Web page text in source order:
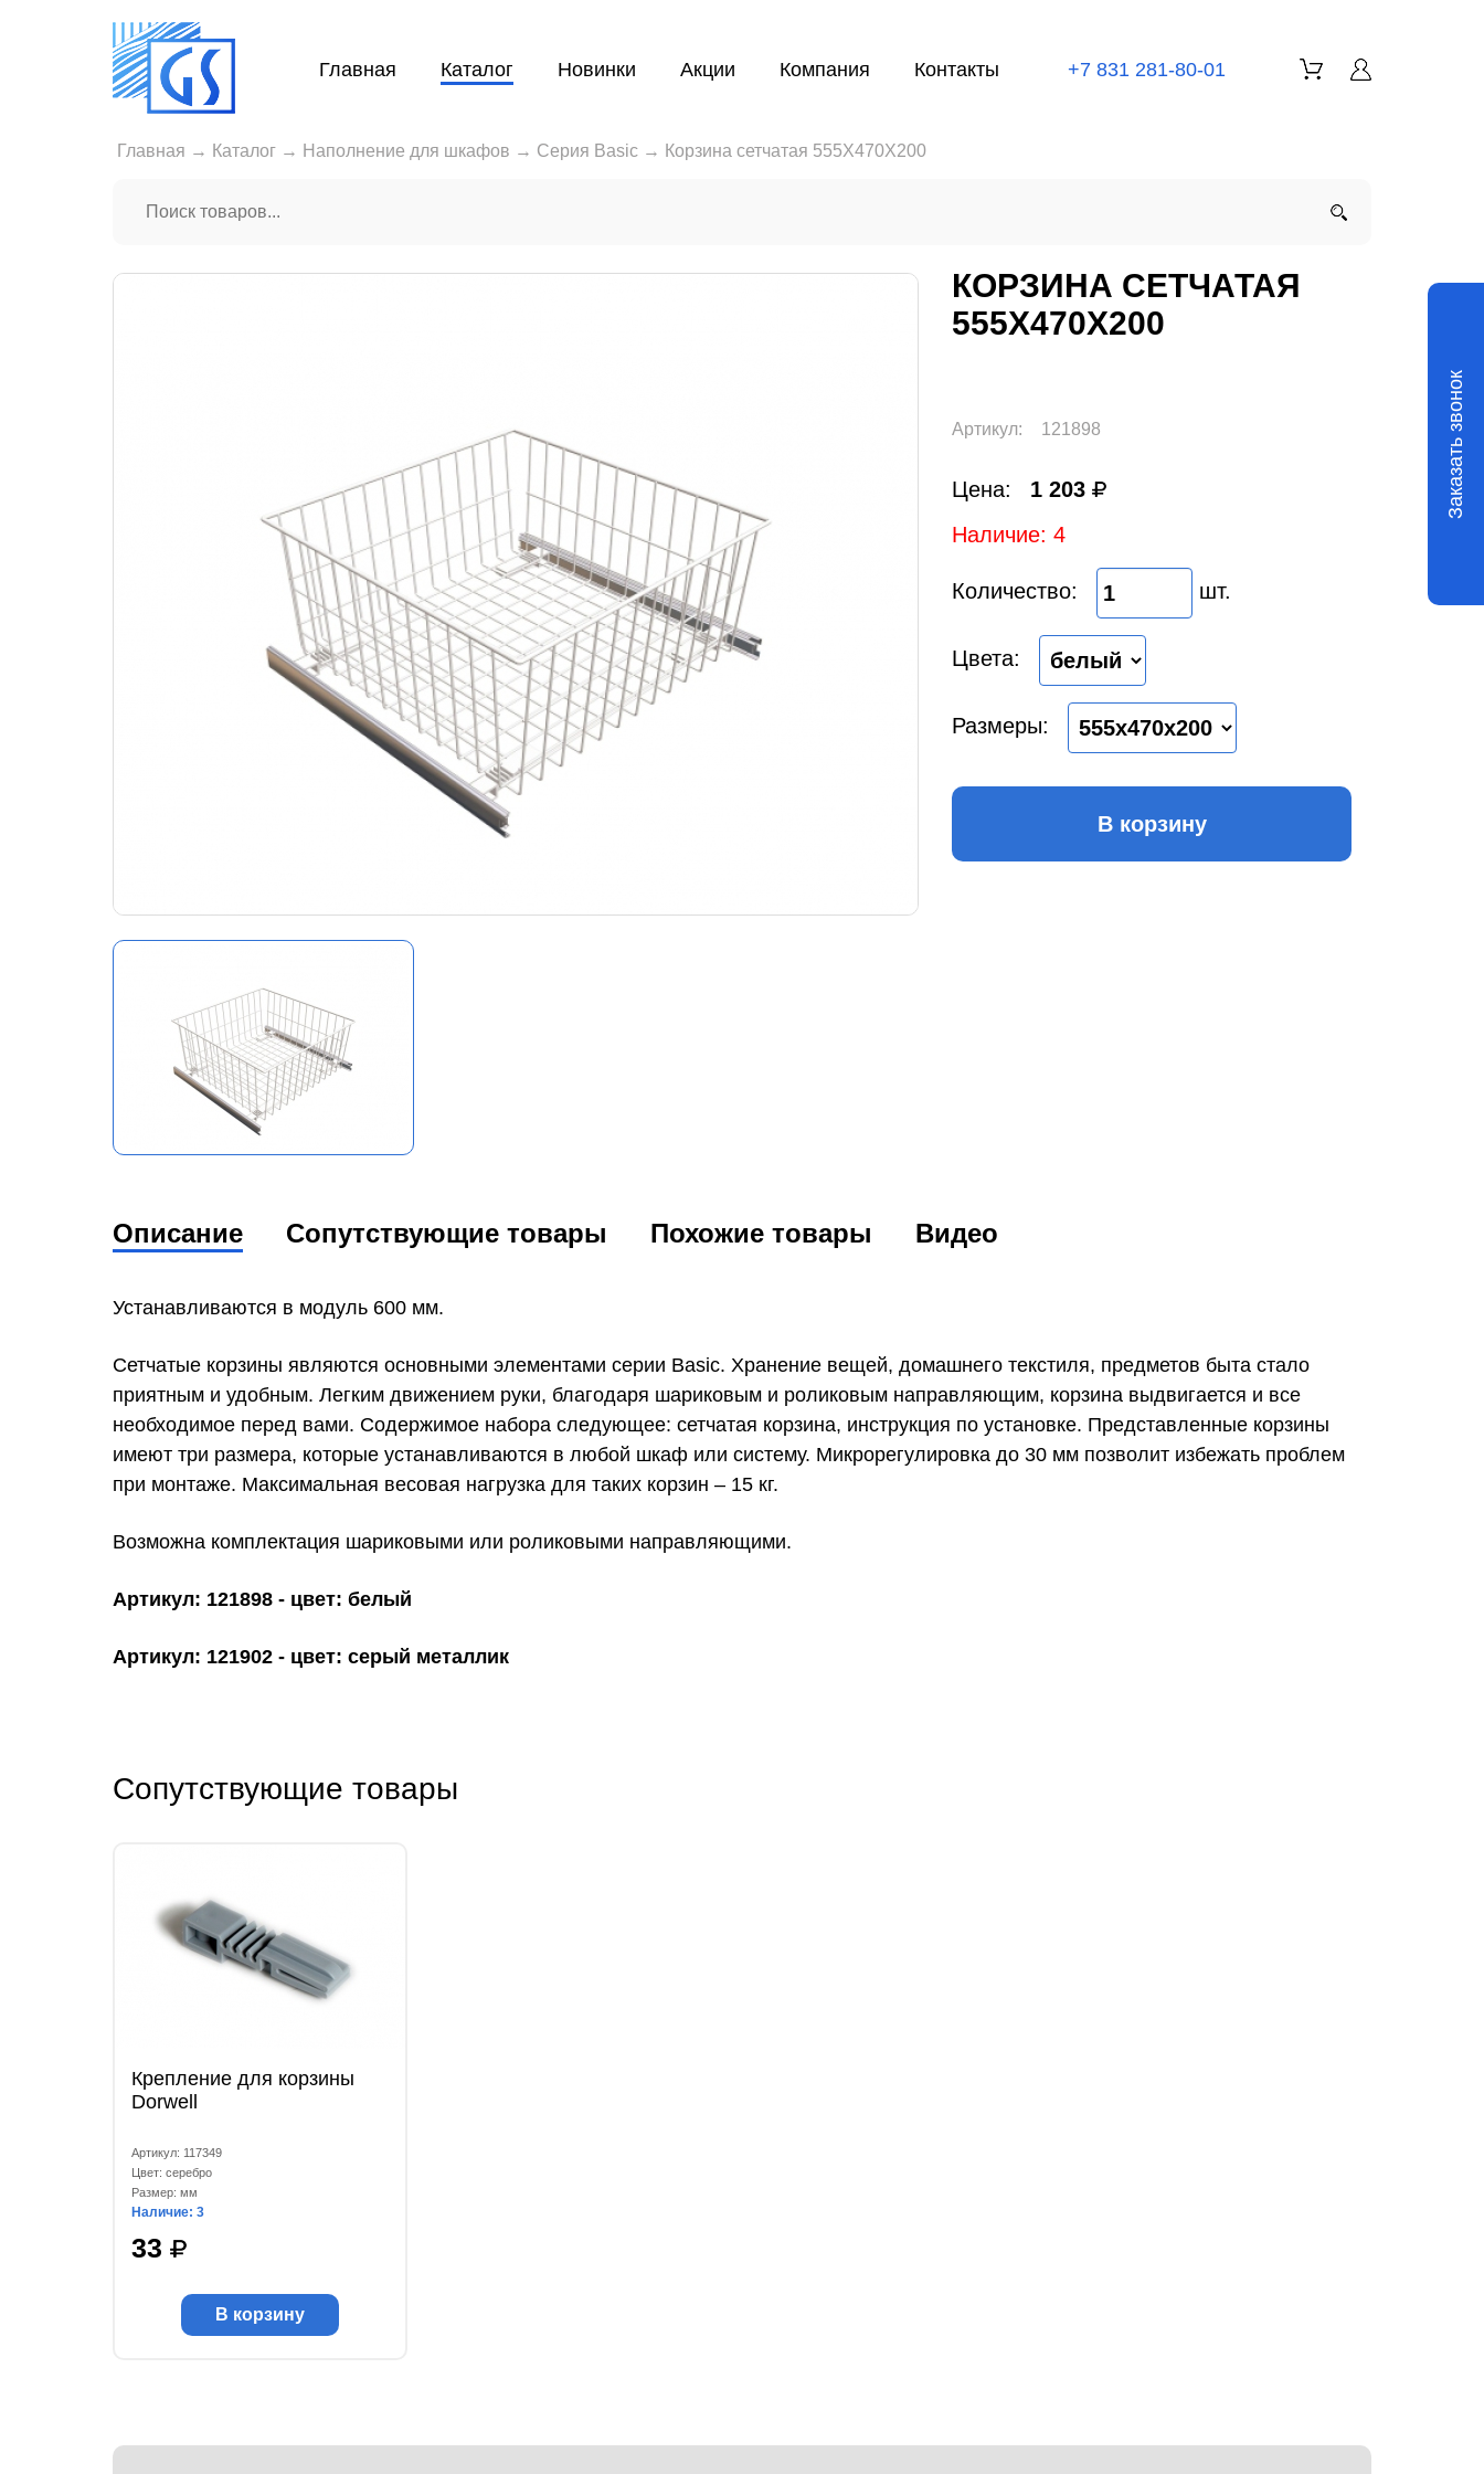
Главная Каталог Новинки Акции Компания Контакты +7 831 281-80-01
Главная → Каталог → Наполнение для шкафов → Серия Basic → Корзина сетчатая 555X470X200
КОРЗИНА СЕТЧАТАЯ
555X470X200
Артикул: 121898
Цена:
1 203
Наличие: 4
Количество: шт.
Цвета:
Размеры:
В корзину
Описание Сопутствующие товары Похожие товары Видео
Устанавливаются в модуль 600 мм.
Сетчатые корзины являются основными элементами серии Basic. Хранение вещей, домашнего текстиля, предметов быта стало
приятным и удобным. Легким движением руки, благодаря шариковым и роликовым направляющим, корзина выдвигается и все
необходимое перед вами. Содержимое набора следующее: сетчатая корзина, инструкция по установке. Представленные корзины
имеют три размера, которые устанавливаются в любой шкаф или систему. Микрорегулировка до 30 мм позволит избежать проблем
при монтаже. Максимальная весовая нагрузка для таких корзин – 15 кг.
Возможна комплектация шариковыми или роликовыми направляющими.
Артикул: 121898 - цвет: белый
Артикул: 121902 - цвет: серый металлик
Сопутствующие товары
Крепление для корзины
Dorwell
Артикул: 117349
Цвет: серебро
Размер: мм
Наличие: 3
33
В корзину
Заказать звонок